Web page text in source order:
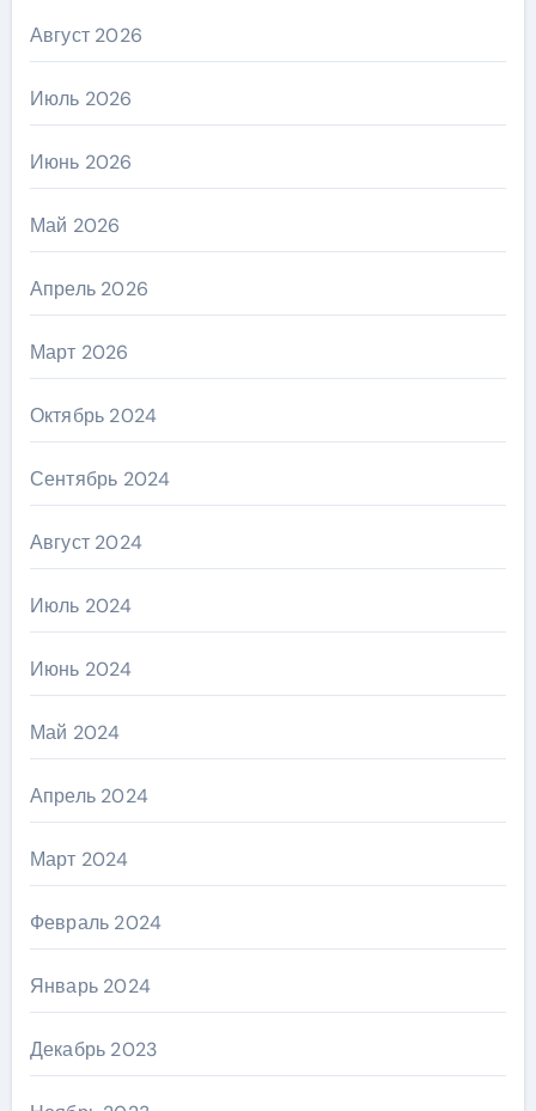
Август 2026
Июль 2026
Июнь 2026
Май 2026
Апрель 2026
Март 2026
Октябрь 2024
Сентябрь 2024
Август 2024
Июль 2024
Июнь 2024
Май 2024
Апрель 2024
Март 2024
Февраль 2024
Январь 2024
Декабрь 2023